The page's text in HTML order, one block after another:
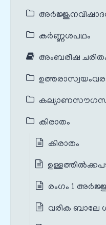
കർണ്ണശപഥം
അംബരീഷ
കിരാതം
കിരാതം
രംഗം 1
വരിക